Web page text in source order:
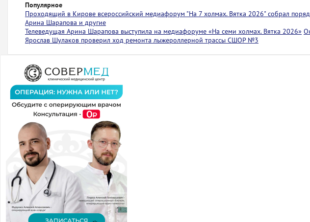
Популярное
Проходящий в Кирове всероссийский медиафорум "На 7 холмах. Вятка 2026" собрал
Арина Шарапова и другие
Телеведущая Арина Шарапова выступила на медиафоруме «На семи холмах. Вятка 2026»
Ярослав Шулаков проверил ход ремонта лыжероллерной трассы СШОР №3